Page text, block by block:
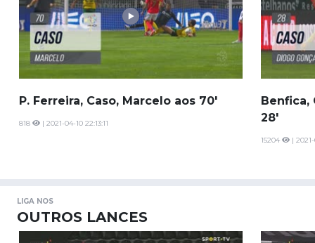
P. Ferreira, Caso, Marcelo aos 70'
818 | 2021-04-10 22:13:11
Benfica,
28'
15204 |
LIGA NOS
OUTROS LANCES